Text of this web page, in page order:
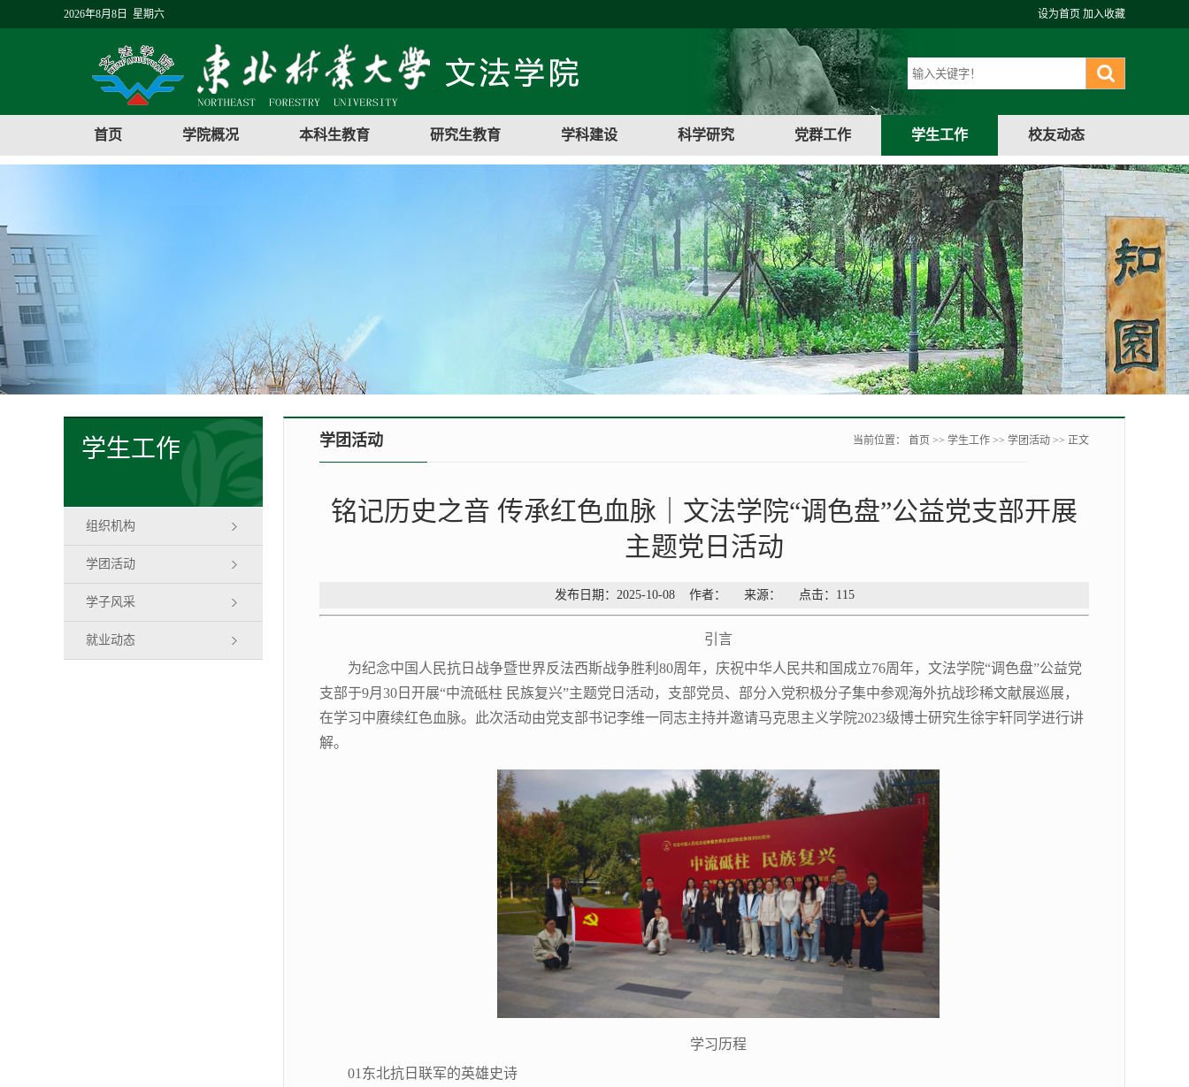
2026年8月8日 星期六 设为首页 加入收藏
首页 学院概况 本科生教育 研究生教育 学科建设 科学研究 党群工作 学生工作 校友动态
学生工作
组织机构
学团活动
学子风采
就业动态
学团活动 当前位置： 首页 >> 学生工作 >> 学团活动 >> 正文
铭记历史之音 传承红色血脉｜文法学院“调色盘”公益党支部开展
主题党日活动
发布日期：2025-10-08 作者： 来源： 点击： 115
引言
为纪念中国人民抗日战争暨世界反法西斯战争胜利80周年，庆祝中华人民共和国成立76周年，文法学院“调色盘”公益党
支部于9月30日开展“中流砥柱 民族复兴”主题党日活动，支部党员、部分入党积极分子集中参观海外抗战珍稀文献展巡展，
在学习中赓续红色血脉。此次活动由党支部书记李维一同志主持并邀请马克思主义学院2023级博士研究生徐宇轩同学进行讲
解。
学习历程
01东北抗日联军的英雄史诗